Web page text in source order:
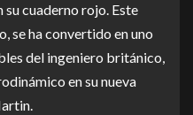
cuaderno rojo. Este
se ha convertido en uno
del ingeniero británico,
en su nueva